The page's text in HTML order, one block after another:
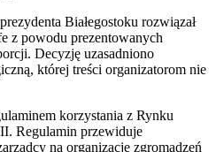
Białegostoku rozwiązał
z powodu prezentowanych
Decyzję uzasadniono
której treści organizatorom nie
korzystania z Rynku
Regulamin przewiduje
na organizację zgromadzeń